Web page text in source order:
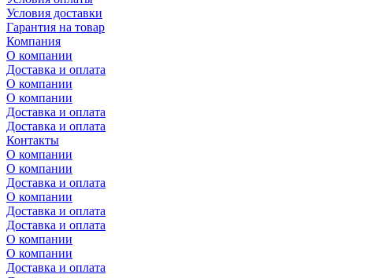
Условия доставки
Гарантия на товар
Компания
О компании
Доставка и оплата
О компании
О компании
Доставка и оплата
Доставка и оплата
Контакты
О компании
О компании
Доставка и оплата
О компании
Доставка и оплата
Доставка и оплата
О компании
О компании
Доставка и оплата